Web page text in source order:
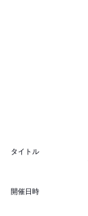
タイトル
開催日時